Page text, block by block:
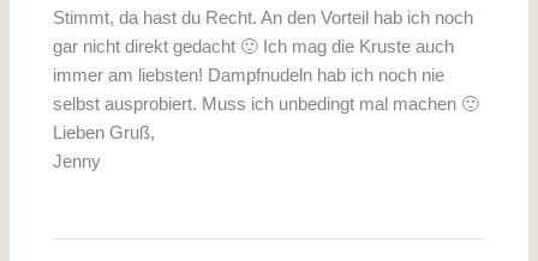
Stimmt, da hast du Recht. An den Vorteil hab ich noch
gar nicht direkt gedacht 🙂 Ich mag die Kruste auch
immer am liebsten! Dampfnudeln hab ich noch nie
selbst ausprobiert. Muss ich unbedingt mal machen 🙂
Lieben Gruß,
Jenny